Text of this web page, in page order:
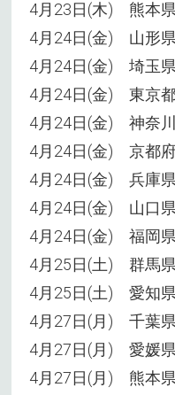
4月23日(木) 熊本
4月24日(金) 山形
4月24日(金) 埼玉
4月24日(金) 東京
4月24日(金) 神奈
4月24日(金) 京都
4月24日(金) 兵庫
4月24日(金) 山口
4月24日(金) 福岡
4月25日(土) 群馬
4月25日(土) 愛知
4月27日(月) 千葉
4月27日(月) 愛媛
4月27日(月) 熊本